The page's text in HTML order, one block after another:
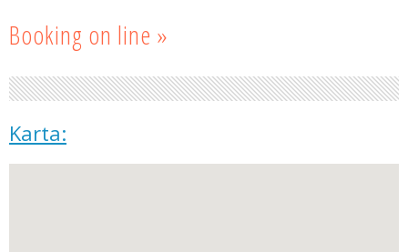
Booking on line »
Karta: